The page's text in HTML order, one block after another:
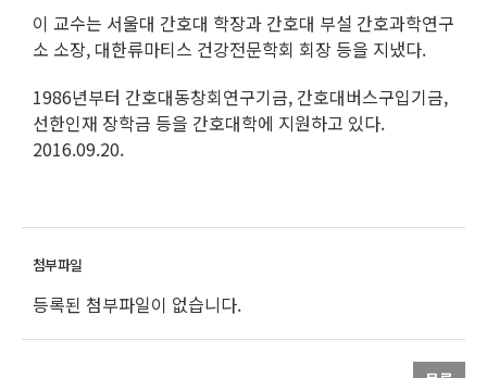
이 교수는 서울대 간호대 학장과 간호대 부설 간호과학연구
소 소장, 대한류마티스 건강전문학회 회장 등을 지냈다.
1986년부터 간호대동창회연구기금, 간호대버스구입기금,
선한인재 장학금 등을 간호대학에 지원하고 있다.
2016.09.20.
등록된 첨부파일이 없습니다.